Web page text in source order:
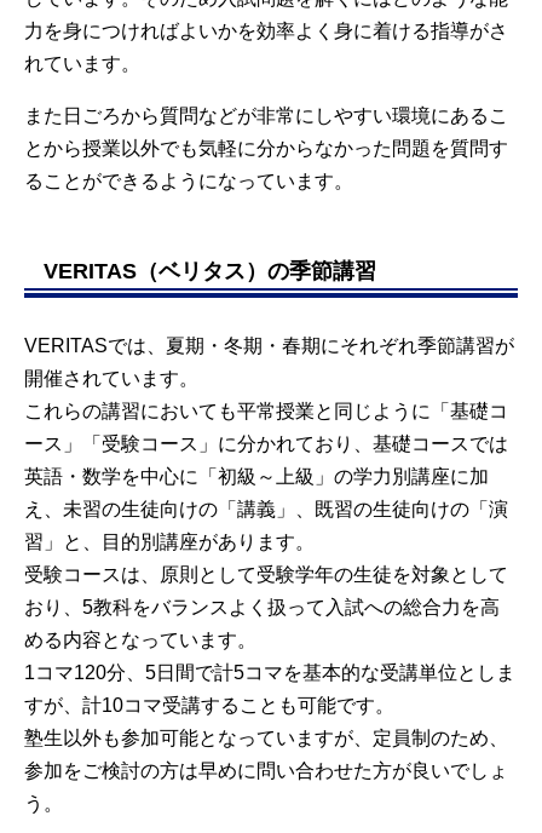
力を身につければよいかを効率よく身に着ける指導がさ
れています。
また日ごろから質問などが非常にしやすい環境にあるこ
とから授業以外でも気軽に分からなかった問題を質問す
ることができるようになっています。
VERITAS（ベリタス）の季節講習
VERITASでは、夏期・冬期・春期にそれぞれ季節講習が
開催されています。
これらの講習においても平常授業と同じように「基礎コ
ース」「受験コース」に分かれており、基礎コースでは
英語・数学を中心に「初級～上級」の学力別講座に加
え、未習の生徒向けの「講義」、既習の生徒向けの「演
習」と、目的別講座があります。
受験コースは、原則として受験学年の生徒を対象として
おり、5教科をバランスよく扱って入試への総合力を高
める内容となっています。
1コマ120分、5日間で計5コマを基本的な受講単位としま
すが、計10コマ受講することも可能です。
塾生以外も参加可能となっていますが、定員制のため、
参加をご検討の方は早めに問い合わせた方が良いでしょ
う。